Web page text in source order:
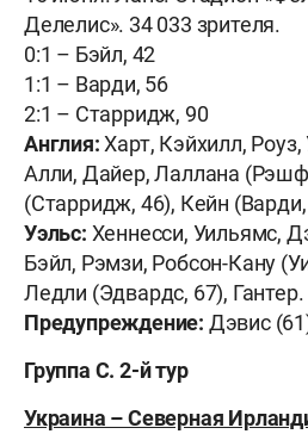
Делелис». 34 033 зрителя.
0:1 – Бэйл, 42
1:1 – Варди, 56
2:1 – Старридж, 90
Англия:Харт, Кэйхилл,
Алли, Дайер, Лаллана
(Старридж, 46), Кейн (Варди,
Уэльс: Хеннесси, Уильямс,
Бэйл, Рэмзи, Робсон-Кану
Ледли (Эдвардс, 67), Гантер.
Предупреждение: Дэвис
Группа С. 2-й тур
Украина – Северная